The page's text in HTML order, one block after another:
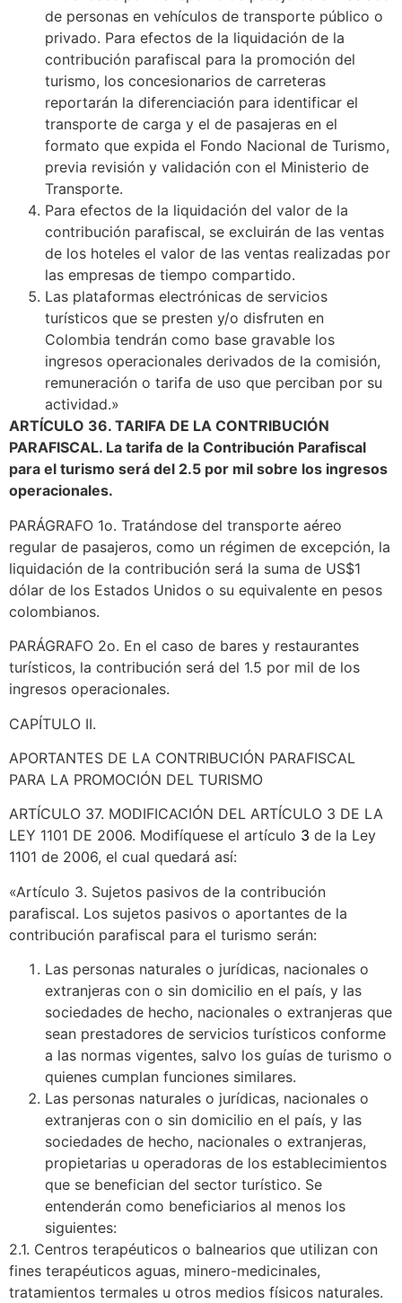
de personas en vehículos de transporte público o
privado. Para efectos de la liquidación de la
contribución parafiscal para la promoción del
turismo, los concesionarios de carreteras
reportarán la diferenciación para identificar el
transporte de carga y el de pasajeras en el
formato que expida el Fondo Nacional de Turismo,
previa revisión y validación con el Ministerio de
Transporte.
Para efectos de la liquidación del valor de la
contribución parafiscal, se excluirán de las ventas
de los hoteles el valor de las ventas realizadas por
las empresas de tiempo compartido.
Las plataformas electrónicas de servicios
turísticos que se presten y/o disfruten en
Colombia tendrán como base gravable los
ingresos operacionales derivados de la comisión,
remuneración o tarifa de uso que perciban por su
actividad.»
ARTÍCULO 36. TARIFA DE LA CONTRIBUCIÓN
PARAFISCAL. La tarifa de la Contribución Parafiscal
para el turismo será del 2.5 por mil sobre los ingresos
operacionales.
PARÁGRAFO 1o. Tratándose del transporte aéreo
regular de pasajeros, como un régimen de excepción, la
liquidación de la contribución será la suma de US$1
dólar de los Estados Unidos o su equivalente en pesos
colombianos.
PARÁGRAFO 2o. En el caso de bares y restaurantes
turísticos, la contribución será del 1.5 por mil de los
ingresos operacionales.
CAPÍTULO II.
APORTANTES DE LA CONTRIBUCIÓN PARAFISCAL
PARA LA PROMOCIÓN DEL TURISMO
ARTÍCULO 37. MODIFICACIÓN DEL ARTÍCULO 3 DE LA
LEY 1101 DE 2006. Modifíquese el artículo 3 de la Ley
1101 de 2006, el cual quedará así:
«Artículo 3. Sujetos pasivos de la contribución
parafiscal. Los sujetos pasivos o aportantes de la
contribución parafiscal para el turismo serán:
Las personas naturales o jurídicas, nacionales o
extranjeras con o sin domicilio en el país, y las
sociedades de hecho, nacionales o extranjeras que
sean prestadores de servicios turísticos conforme
a las normas vigentes, salvo los guías de turismo o
quienes cumplan funciones similares.
Las personas naturales o jurídicas, nacionales o
extranjeras con o sin domicilio en el país, y las
sociedades de hecho, nacionales o extranjeras,
propietarias u operadoras de los establecimientos
que se benefician del sector turístico. Se
entenderán como beneficiarios al menos los
siguientes:
2.1. Centros terapéuticos o balnearios que utilizan con
fines terapéuticos aguas, minero-medicinales,
tratamientos termales u otros medios físicos naturales.